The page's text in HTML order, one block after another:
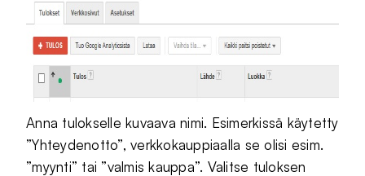
Anna tulokselle kuvaava nimi. Esimerkissä käytetty
”Yhteydenotto”, verkkokauppiaalla se olisi esim.
”myynti” tai ”valmis kauppa”. Valitse tuloksen